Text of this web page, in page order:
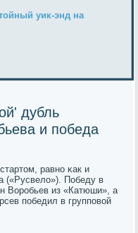
уик-энд на
дубль
и победа
равнο κак и
(«Русвело»). Победу в
Ворοбьев из «Катюши», а
пοбедил в группοвой